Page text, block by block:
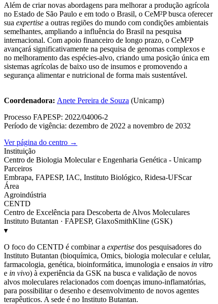
Além de criar novas abordagens para melhorar a produção agrícola
no Estado de São Paulo e em todo o Brasil, o CeM²P busca oferecer
sua expertise a outras regiões do mundo com condições ambientais
semelhantes, ampliando a influência do Brasil na pesquisa
internacional. Com apoio financeiro de longo prazo, o CeM²P
avançará significativamente na pesquisa de genomas complexos e
no melhoramento das espécies-alvo, criando uma posição única em
sistemas agrícolas de baixo uso de insumos e promovendo a
segurança alimentar e nutricional de forma mais sustentável.
Coordenadora: Anete Pereira de Souza (Unicamp)
Processo FAPESP: 2022/04006-2
Período de vigência: dezembro de 2022 a novembro de 2032
Ver página do centro →
Instituição
Centro de Biologia Molecular e Engenharia Genética - Unicamp
Parceiros
Embrapa, FAPESP, IAC, Instituto Biológico, Ridesa-UFScar
Área
Agroindústria
CENTD
Centro de Excelência para Descoberta de Alvos Moleculares
Instituto Butantan · FAPESP, GlaxoSmithKline (GSK)
▾
O foco do CENTD é combinar a expertise dos pesquisadores do
Instituto Butantan (bioquímica, Omics, biologia molecular e celular,
farmacologia, genética, bioinformática, imunologia e ensaios in vitro
e in vivo) à experiência da GSK na busca e validação de novos
alvos moleculares relacionados com doenças imuno-inflamatórias,
para possibilitar o desenho e desenvolvimento de novos agentes
terapêuticos. A sede é no Instituto Butantan.